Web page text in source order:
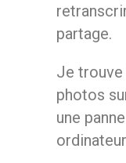
partage.
Je trouve
photos
une